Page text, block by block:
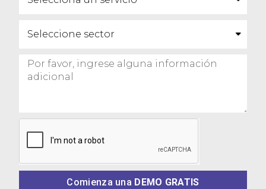
Comienza una DEMO GRATIS